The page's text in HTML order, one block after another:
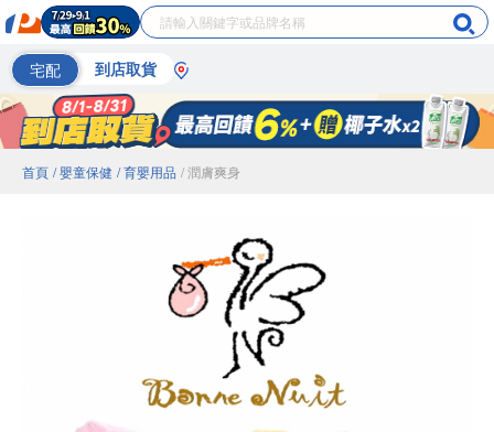
宅配 到店取貨
首頁 / 嬰童保健 / 育嬰用品 / 潤膚爽身